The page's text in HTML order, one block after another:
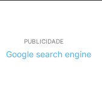
PUBLICIDADE